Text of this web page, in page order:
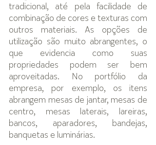
tradicional, até pela facilidade de
combinação de cores e texturas com
outros materiais. As opções de
utilização são muito abrangentes, o
que evidencia como suas
propriedades podem ser bem
aproveitadas. No portfólio da
empresa, por exemplo, os itens
abrangem mesas de jantar, mesas de
centro, mesas laterais, lareiras,
bancos, aparadores, bandejas,
banquetas e luminárias.